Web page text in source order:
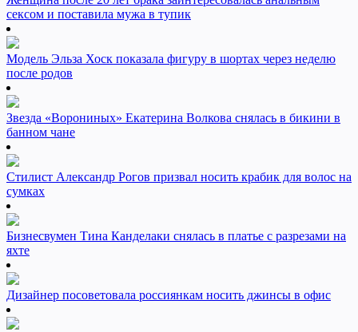
сексом и поставила мужа в тупик
Модель Эльза Хоск показала фигуру в шортах через неделю
после родов
Звезда «Ворониных» Екатерина Волкова снялась в бикини в
банном чане
Стилист Александр Рогов призвал носить крабик для волос на
сумках
Бизнесвумен Тина Канделаки снялась в платье с разрезами на
яхте
Дизайнер посоветовала россиянкам носить джинсы в офис